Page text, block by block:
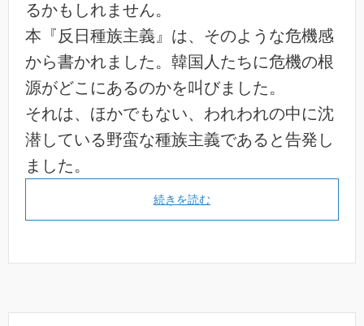
るかもしれません。
本『反日種族主義』は、そのような危機感
から書かれました。韓国人たちに危機の根
源がどこにあるのかを叫びました。
それは、ほかでもない、われわれの中に沈
潜している野蛮な種族主義であると告発し
ました。
続きを読む